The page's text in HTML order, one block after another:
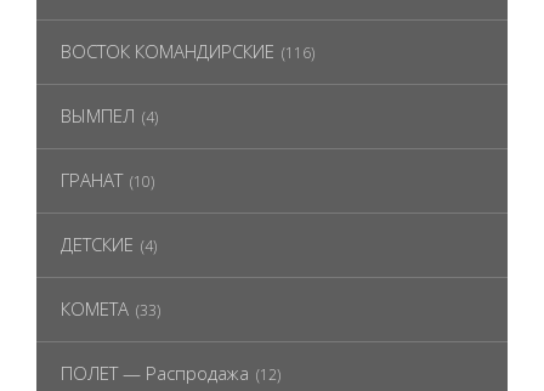
ВОСТОК КОМАНДИРСКИЕ (116)
ВЫМПЕЛ (4)
ГРАНАТ (10)
ДЕТСКИЕ (4)
КОМЕТА (33)
ПОЛЕТ — Распродажа (12)